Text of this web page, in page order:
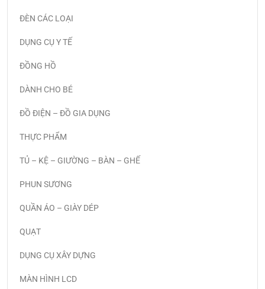
ĐÈN CÁC LOẠI
DỤNG CỤ Y TẾ
ĐỒNG HỒ
DÀNH CHO BÉ
ĐỒ ĐIỆN – ĐỒ GIA DỤNG
THỰC PHẨM
TỦ – KỆ – GIƯỜNG – BÀN – GHẾ
PHUN SƯƠNG
QUẦN ÁO – GIÀY DÉP
QUẠT
DỤNG CỤ XÂY DỰNG
MÀN HÌNH LCD